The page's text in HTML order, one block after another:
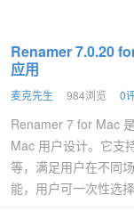
Renamer 7.0.20
应用
麦克先生 984浏览 0
Renamer 7 for Mac
Mac 用户设计。它支
等，满足用户在不同
能，用户可一次性选